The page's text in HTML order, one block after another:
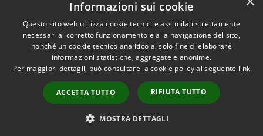
Accessibilità
Copyright © 2026 • Comune di
Roccella Jonica • Powered by
Municipium•
Accesso
redazione
Informazioni sui cookie
Questo sito web utilizza cookie tecnici e assimilati strettamente
necessari al corretto funzionamento e alla navigazione del sito,
nonché un cookie tecnico analitico al solo fine di elaborare
informazioni statistiche, aggregate e anonime.
Per maggiori dettagli, può consultare la cookie policy al seguente link
ACCETTA TUTTO RIFIUTA TUTTO
MOSTRA DETTAGLI